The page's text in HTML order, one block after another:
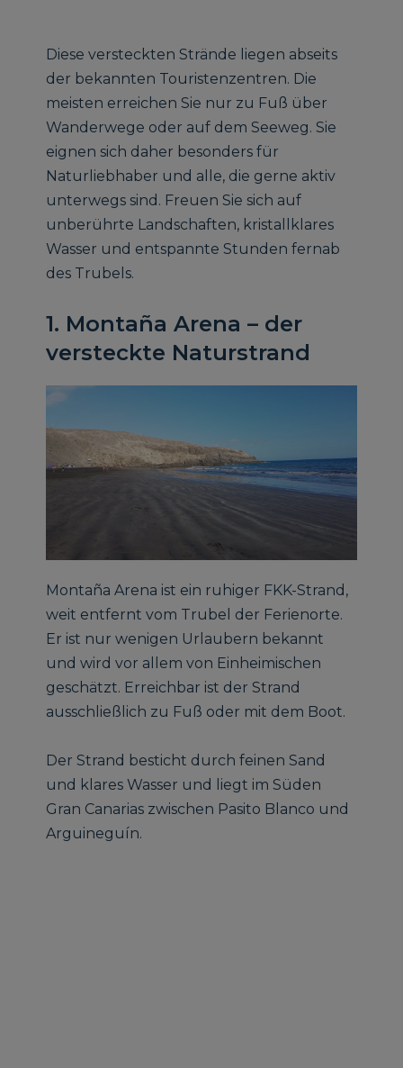
Diese versteckten Strände liegen abseits
der bekannten Touristenzentren. Die
meisten erreichen Sie nur zu Fuß über
Wanderwege oder auf dem Seeweg. Sie
eignen sich daher besonders für
Naturliebhaber und alle, die gerne aktiv
unterwegs sind. Freuen Sie sich auf
unberührte Landschaften, kristallklares
Wasser und entspannte Stunden fernab
des Trubels.
1. Montaña Arena – der
versteckte Naturstrand
Montaña Arena ist ein ruhiger FKK-Strand,
weit entfernt vom Trubel der Ferienorte.
Er ist nur wenigen Urlaubern bekannt
und wird vor allem von Einheimischen
geschätzt. Erreichbar ist der Strand
ausschließlich zu Fuß oder mit dem Boot.
Der Strand besticht durch feinen Sand
und klares Wasser und liegt im Süden
Gran Canarias zwischen Pasito Blanco und
Arguineguín.